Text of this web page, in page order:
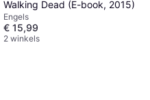
Walking Dead (E-book, 2015)
Engels
€ 15,99
2 winkels